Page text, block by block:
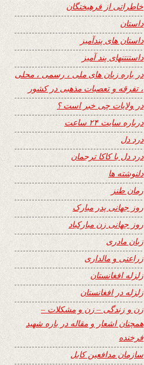
خاطراتی از فرهیختگان
داستان
داستان های پندآمیز
داستنتنهای پند آمیز
در باره زبان های ملی ، رسمی ، محلی
، تفرقه و تعصبات مذهبی در کشور
در ولایات چی خبر است ؟
درباره سایت ۲۴ ساعت
درد دل
درد دل با کاکا ترجمان
دلنوشته ها
رمان طنز
روز جهانی پدر مبارک
روز جهانی زن مبارکباد
زبان مادری
زراعتی و مالداری
زلزله افغانستان
زلزله در افغانستان
زن و زندگی – زن و مشکلات –
همچنان اشعار و مقاله در باره شهید
فرخنده
سازمان مدافعین کابل